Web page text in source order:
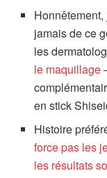
jamais de ce
les
le maquillage
en stick
Histoire
force pas les
les résultats